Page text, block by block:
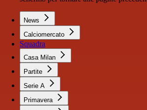
News
Calciomercato
Squadra
Casa Milan
Partite
Serie A
Primavera